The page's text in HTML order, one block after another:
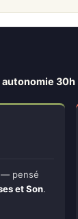
autonomie 30h
— pensé
et Son.